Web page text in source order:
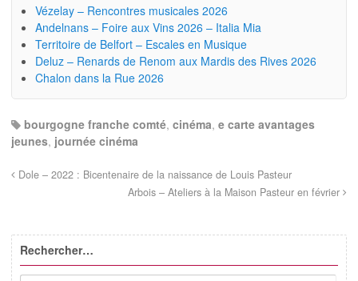
Vézelay – Rencontres musicales 2026
Andelnans – Foire aux Vins 2026 – Italia Mia
Territoire de Belfort – Escales en Musique
Deluz – Renards de Renom aux Mardis des Rives 2026
Chalon dans la Rue 2026
bourgogne franche comté, cinéma, e carte avantages
jeunes, journée cinéma
Dole – 2022 : Bicentenaire de la naissance de Louis Pasteur
Arbois – Ateliers à la Maison Pasteur en février
Rechercher…